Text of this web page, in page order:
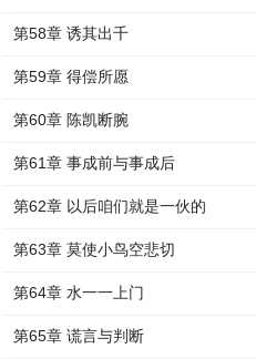
第58章 诱其出千
第59章 得偿所愿
第60章 陈凯断腕
第61章 事成前与事成后
第62章 以后咱们就是一伙的
第63章 莫使小鸟空悲切
第64章 水一一上门
第65章 谎言与判断